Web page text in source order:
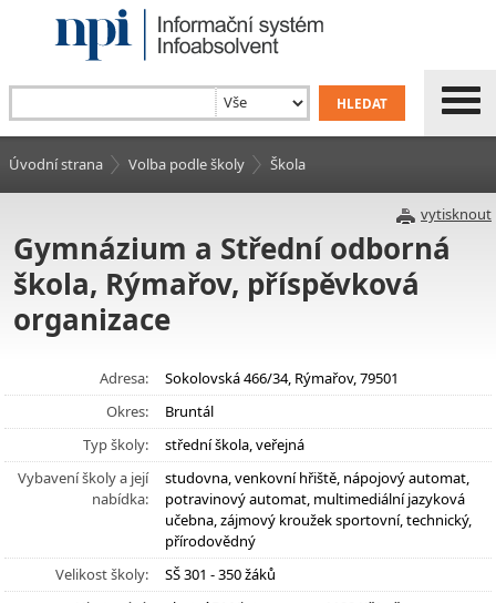
Úvodní strana Volba podle školy Škola
vytisknout
Gymnázium a Střední odborná
škola, Rýmařov, příspěvková
organizace
Adresa:
Sokolovská 466/34, Rýmařov, 79501
Okres:
Bruntál
Typ školy:
střední škola, veřejná
Vybavení školy a její
nabídka:
studovna, venkovní hřiště, nápojový automat,
potravinový automat, multimediální jazyková
učebna, zájmový kroužek sportovní, technický,
přírodovědný
Velikost školy:
SŠ 301 - 350 žáků